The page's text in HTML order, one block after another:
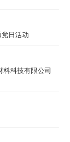
日活动
料科技有限公司